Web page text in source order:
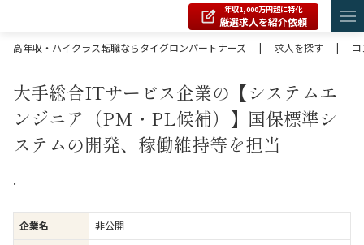
年収1,000万円超に特化
厳選求人を紹介依頼
高年収・ハイクラス転職ならタイグロンパートナーズ
| 求人を探す |
大手総合ITサービス企業の【システムエ
ンジニア（PM・PL候補）】国保標準シ
ステムの開発、稼働維持等を担当
.
企業名
非公開